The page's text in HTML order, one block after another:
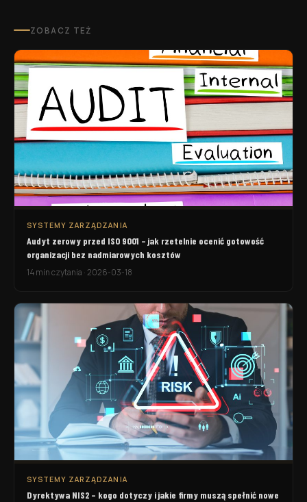
ZOBACZ TEŻ
SYSTEMY ZARZĄDZANIA
Audyt zerowy przed ISO 9001 – jak rzetelnie ocenić gotowość
organizacji bez nadmiarowych kosztów
14 min czytania · 2026-03-18
SYSTEMY ZARZĄDZANIA
Dyrektywa NIS2 – kogo dotyczy i jakie firmy muszą spełnić nowe